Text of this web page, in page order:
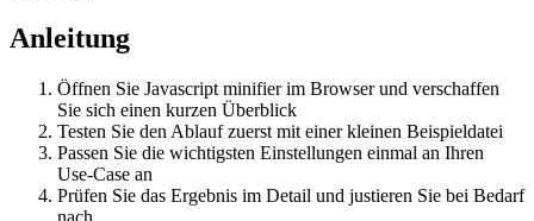
Anleitung
Öffnen Sie Javascript minifier im Browser und verschaffen
Sie sich einen kurzen Überblick
Testen Sie den Ablauf zuerst mit einer kleinen Beispieldatei
Passen Sie die wichtigsten Einstellungen einmal an Ihren
Use‑Case an
Prüfen Sie das Ergebnis im Detail und justieren Sie bei Bedarf